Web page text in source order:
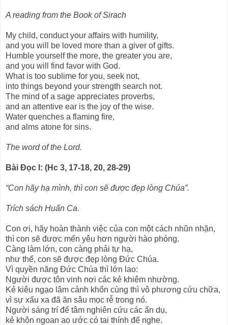
A reading from the Book of Sirach
My child, conduct your affairs with humility,
and you will be loved more than a giver of gifts.
Humble yourself the more, the greater you are,
and you will find favor with God.
What is too sublime for you, seek not,
into things beyond your strength search not.
The mind of a sage appreciates proverbs,
and an attentive ear is the joy of the wise.
Water quenches a flaming fire,
and alms atone for sins.
The word of the Lord.
Bài Ðọc I: (Hc 3, 17-18, 20, 28-29)
“Con hãy hạ mình, thì con sẽ được đẹp lòng Chúa”.
Trích sách Huấn Ca.
Con ơi, hãy hoàn thành việc của con một cách nhũn nhặn,
thì con sẽ được mến yêu hơn người hào phóng.
Càng làm lớn, con càng phải tự hạ,
như thế, con sẽ được đẹp lòng Đức Chúa.
Vì quyền năng Đức Chúa thì lớn lao:
Người được tôn vinh nơi các kẻ khiêm nhường.
Kẻ kiêu ngạo lâm cảnh khốn cùng thì vô phương cứu chữa,
vì sự xấu xa đã ăn sâu mọc rễ trong nó.
Người sáng trí để tâm nghiên cứu các ẩn dụ,
kẻ khôn ngoan ao ước có tai thính để nghe.